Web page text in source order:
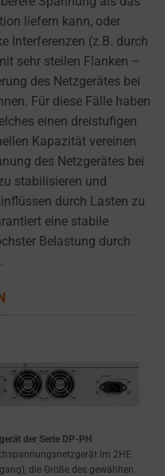
liefern kann, oder
Interferenzen (z.B. durch
sehr steilen Flanken –
des Netzgerätes bei
Für diese Fälle haben
einen dreistufigen
Kapazität vereinen
des Netzgerätes bei
stabilisieren und
durch Lasten zu
eine stabile
Belastung durch
der Serie DP-PH
im 2HE
die Größe des gewählten